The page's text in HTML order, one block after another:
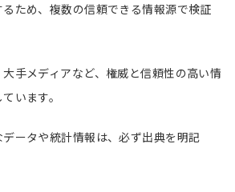
ため、複数の信頼できる情報源で検証
手メディアなど、権威と信頼性の高い情
います。
ータや統計情報は、必ず出典を明記